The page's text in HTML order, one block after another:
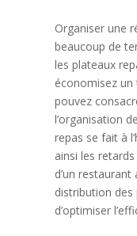
Organiser une
beaucoup de
les plateaux
économisez un
pouvez
l’organisation
repas se fait à
ainsi les
d’un
distribution
d’optimiser